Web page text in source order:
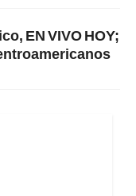
EN VIVO HOY;